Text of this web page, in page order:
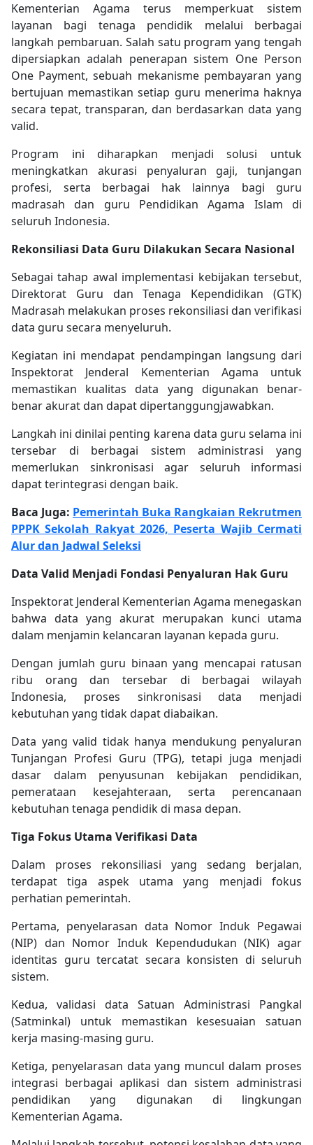
Kementerian Agama terus memperkuat sistem
layanan bagi tenaga pendidik melalui berbagai
langkah pembaruan. Salah satu program yang tengah
dipersiapkan adalah penerapan sistem One Person
One Payment, sebuah mekanisme pembayaran yang
bertujuan memastikan setiap guru menerima haknya
secara tepat, transparan, dan berdasarkan data yang
valid.
Program ini diharapkan menjadi solusi untuk
meningkatkan akurasi penyaluran gaji, tunjangan
profesi, serta berbagai hak lainnya bagi guru
madrasah dan guru Pendidikan Agama Islam di
seluruh Indonesia.
Rekonsiliasi Data Guru Dilakukan Secara Nasional
Sebagai tahap awal implementasi kebijakan tersebut,
Direktorat Guru dan Tenaga Kependidikan (GTK)
Madrasah melakukan proses rekonsiliasi dan verifikasi
data guru secara menyeluruh.
Kegiatan ini mendapat pendampingan langsung dari
Inspektorat Jenderal Kementerian Agama untuk
memastikan kualitas data yang digunakan benar-
benar akurat dan dapat dipertanggungjawabkan.
Langkah ini dinilai penting karena data guru selama ini
tersebar di berbagai sistem administrasi yang
memerlukan sinkronisasi agar seluruh informasi
dapat terintegrasi dengan baik.
Baca Juga: Pemerintah Buka Rangkaian Rekrutmen
PPPK Sekolah Rakyat 2026, Peserta Wajib Cermati
Alur dan Jadwal Seleksi
Data Valid Menjadi Fondasi Penyaluran Hak Guru
Inspektorat Jenderal Kementerian Agama menegaskan
bahwa data yang akurat merupakan kunci utama
dalam menjamin kelancaran layanan kepada guru.
Dengan jumlah guru binaan yang mencapai ratusan
ribu orang dan tersebar di berbagai wilayah
Indonesia, proses sinkronisasi data menjadi
kebutuhan yang tidak dapat diabaikan.
Data yang valid tidak hanya mendukung penyaluran
Tunjangan Profesi Guru (TPG), tetapi juga menjadi
dasar dalam penyusunan kebijakan pendidikan,
pemerataan kesejahteraan, serta perencanaan
kebutuhan tenaga pendidik di masa depan.
Tiga Fokus Utama Verifikasi Data
Dalam proses rekonsiliasi yang sedang berjalan,
terdapat tiga aspek utama yang menjadi fokus
perhatian pemerintah.
Pertama, penyelarasan data Nomor Induk Pegawai
(NIP) dan Nomor Induk Kependudukan (NIK) agar
identitas guru tercatat secara konsisten di seluruh
sistem.
Kedua, validasi data Satuan Administrasi Pangkal
(Satminkal) untuk memastikan kesesuaian satuan
kerja masing-masing guru.
Ketiga, penyelarasan data yang muncul dalam proses
integrasi berbagai aplikasi dan sistem administrasi
pendidikan yang digunakan di lingkungan
Kementerian Agama.